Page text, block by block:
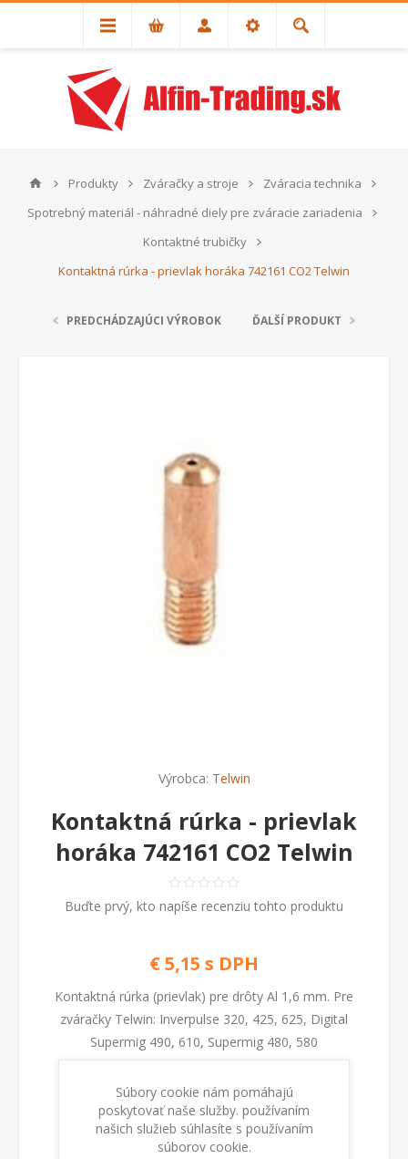
Produkty Zváračky a stroje
Zváracia technika
Spotrebný materiál - náhradné diely pre zváracie zariadenia
Kontaktné trubičky
Kontaktná rúrka - prievlak horáka 742161 CO2 Telwin
PREDCHÁDZAJÚCI VÝROBOK ĎALŠÍ PRODUKT
Výrobca: Telwin
Kontaktná rúrka - prievlak
horáka 742161 CO2 Telwin
Buďte prvý, kto napíše recenziu tohto produktu
€ 5,15 s DPH
Kontaktná rúrka (prievlak) pre drôty Al 1,6 mm. Pre
zváračky Telwin: Inverpulse 320, 425, 625, Digital
Supermig 490, 610, Supermig 480, 580
Kod: 742161
Dostupnosť: Na sklade
Súbory cookie nám pomáhajú
poskytovať naše služby. používaním
našich služieb súhlasíte s používaním
súborov cookie.